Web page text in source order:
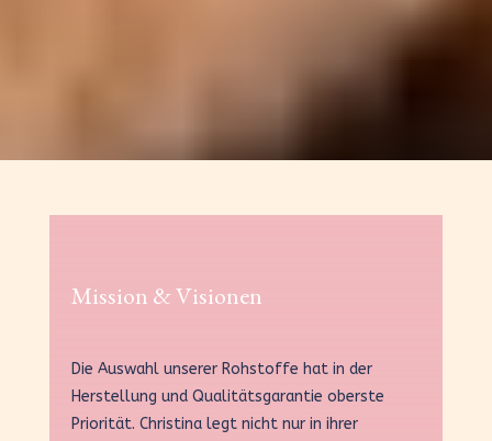
Mission & Visionen
Die Auswahl unserer Rohstoffe hat in der
Herstellung und Qualitätsgarantie oberste
Priorität. Christina legt nicht nur in ihrer